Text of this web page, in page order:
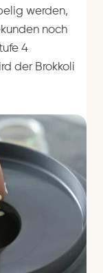
werden,
noch
4
der Brokkoli